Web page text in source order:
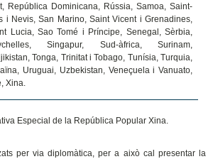
República Dominicana, Rússia, Samoa, Saint-
i Nevis, San Marino, Saint Vicent i Grenadines,
Lucia, Sao Tomé i Príncipe, Senegal, Sèrbia,
Singapur, Sud-àfrica, Surinam,
Tonga, Trinitat i Tobago, Tunísia, Turquia,
Uruguai, Uzbekistan, Veneçuela i Vanuato,
Xina.
Especial de la República Popular Xina.
per via diplomàtica, per a això cal presentar la